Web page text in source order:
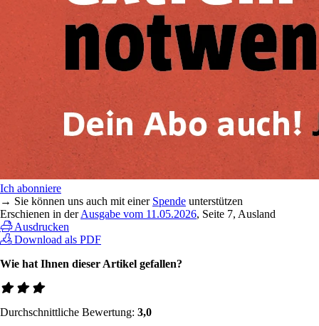
Ich abonniere
→ Sie können uns auch mit einer Spende unterstützen
Erschienen in derAusgabe vom 11.05.2026, Seite 7, Ausland
Ausdrucken
Download als PDF
Wie hat Ihnen dieser Artikel gefallen?
Durchschnittliche Bewertung: 3,0